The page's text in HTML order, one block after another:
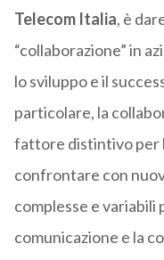
Telecom Italia, è
“collaborazione” in
lo sviluppo e il
particolare, la
fattore distintivo per
confrontare con
complesse e variabili
comunicazione e la